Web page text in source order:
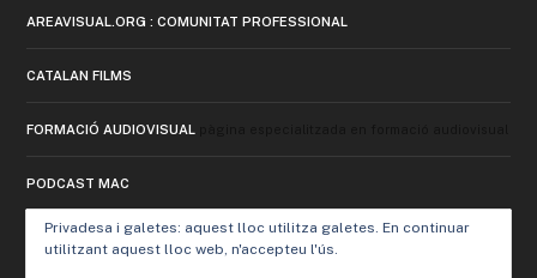
AREAVISUAL.ORG : COMUNITAT PROFESSIONAL
CATALAN FILMS
FORMACIÓ AUDIOVISUAL
PODCAST MAC
Privadesa i galetes: aquest lloc utilitza galetes. En continuar
utilitzant aquest lloc web, n'accepteu l'ús.